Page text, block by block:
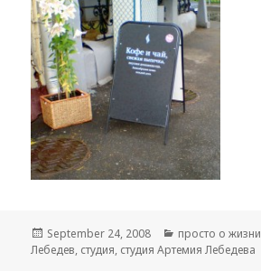
Posted
on
September 24, 2008 Categories
просто о жизни
Лебедев, студия, студия Артемия Лебедева